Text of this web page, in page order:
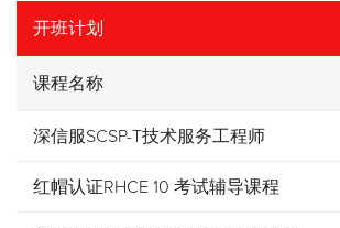
开班计划
课程名称
深信服SCSP-T技术服务工程师
红帽认证RHCE 10 考试辅导课程